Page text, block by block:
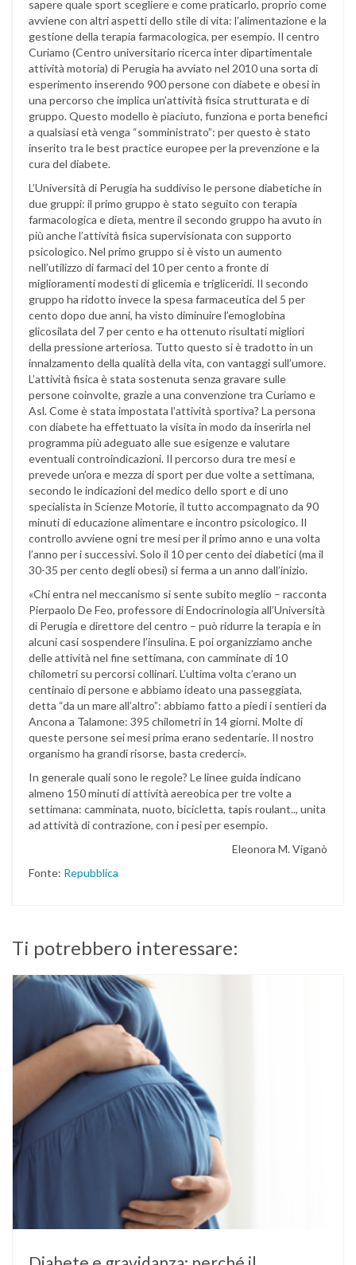
sapere quale sport scegliere e come praticarlo, proprio come
avviene con altri aspetti dello stile di vita: l’alimentazione e la
gestione della terapia farmacologica, per esempio. Il centro
Curiamo (Centro universitario ricerca inter dipartimentale
attività motoria) di Perugia ha avviato nel 2010 una sorta di
esperimento inserendo 900 persone con diabete e obesi in
una percorso che implica un’attività fisica strutturata e di
gruppo. Questo modello è piaciuto, funziona e porta benefici
a qualsiasi età venga “somministrato”: per questo è stato
inserito tra le best practice europee per la prevenzione e la
cura del diabete.
L’Università di Perugia ha suddiviso le persone diabetiche in
due gruppi: il primo gruppo è stato seguito con terapia
farmacologica e dieta, mentre il secondo gruppo ha avuto in
più anche l’attività fisica supervisionata con supporto
psicologico. Nel primo gruppo si è visto un aumento
nell’utilizzo di farmaci del 10 per cento a fronte di
miglioramenti modesti di glicemia e trigliceridi. Il secondo
gruppo ha ridotto invece la spesa farmaceutica del 5 per
cento dopo due anni, ha visto diminuire l’emoglobina
glicosilata del 7 per cento e ha ottenuto risultati migliori
della pressione arteriosa. Tutto questo si è tradotto in un
innalzamento della qualità della vita, con vantaggi sull’umore.
L’attività fisica è stata sostenuta senza gravare sulle
persone coinvolte, grazie a una convenzione tra Curiamo e
Asl. Come è stata impostata l’attività sportiva? La persona
con diabete ha effettuato la visita in modo da inserirla nel
programma più adeguato alle sue esigenze e valutare
eventuali controindicazioni. Il percorso dura tre mesi e
prevede un’ora e mezza di sport per due volte a settimana,
secondo le indicazioni del medico dello sport e di uno
specialista in Scienze Motorie, il tutto accompagnato da 90
minuti di educazione alimentare e incontro psicologico. Il
controllo avviene ogni tre mesi per il primo anno e una volta
l’anno per i successivi. Solo il 10 per cento dei diabetici (ma il
30-35 per cento degli obesi) si ferma a un anno dall’inizio.
«Chi entra nel meccanismo si sente subito meglio – racconta
Pierpaolo De Feo, professore di Endocrinologia all’Università
di Perugia e direttore del centro – può ridurre la terapia e in
alcuni casi sospendere l’insulina. E poi organizziamo anche
delle attività nel fine settimana, con camminate di 10
chilometri su percorsi collinari. L’ultima volta c’erano un
centinaio di persone e abbiamo ideato una passeggiata,
detta “da un mare all’altro”: abbiamo fatto a piedi i sentieri da
Ancona a Talamone: 395 chilometri in 14 giorni. Molte di
queste persone sei mesi prima erano sedentarie. Il nostro
organismo ha grandi risorse, basta crederci».
In generale quali sono le regole? Le linee guida indicano
almeno 150 minuti di attività aereobica per tre volte a
settimana: camminata, nuoto, bicicletta, tapis roulant.., unita
ad attività di contrazione, con i pesi per esempio.
Eleonora M. Viganò
Fonte: Repubblica
Ti potrebbero interessare: